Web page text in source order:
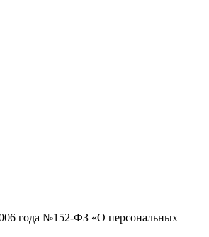
года №152-ФЗ «О персональных